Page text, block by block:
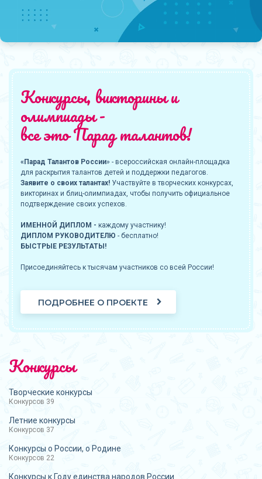
Конкурсы, викторины и
олимпиады -
все это Парад талантов!
«Парад Талантов России» - всероссийская онлайн-площадка
для раскрытия талантов детей и поддержки педагогов.
Заявите о своих талантах! Участвуйте в творческих конкурсах,
викторинах и блиц-олимпиадах, чтобы получить официальное
подтверждение своих успехов.
ИМЕННОЙ ДИПЛОМ - каждому участнику!
ДИПЛОМ РУКОВОДИТЕЛЮ - бесплатно!
БЫСТРЫЕ РЕЗУЛЬТАТЫ!
Присоединяйтесь к тысячам участников со всей России!
ПОДРОБНЕЕ О ПРОЕКТЕ
Конкурсы
Творческие конкурсы
Конкурсов 39
Летние конкурсы
Конкурсов 37
Конкурсы о России, о Родине
Конкурсов 22
Конкурсы к Году единства народов России